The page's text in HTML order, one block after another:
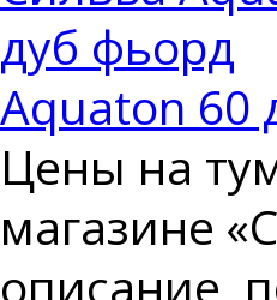
Aquaton 60
Цены на
магазине
описание,